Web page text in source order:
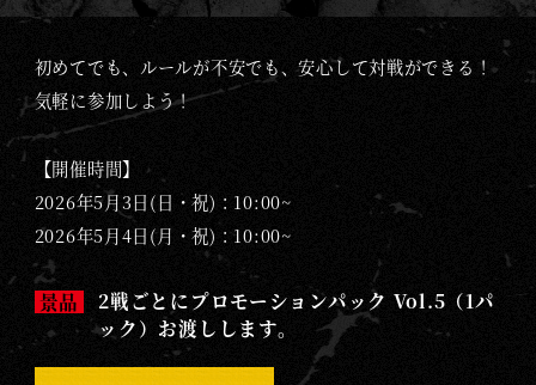
初めてでも、ルールが不安でも、安心して対戦ができる！
気軽に参加しよう！
【開催時間】
2026年5月3日(日・祝)：10:00~
2026年5月4日(月・祝)：10:00~
景品
2戦ごとにプロモーションパック Vol.5（1パ
ック）お渡しします。